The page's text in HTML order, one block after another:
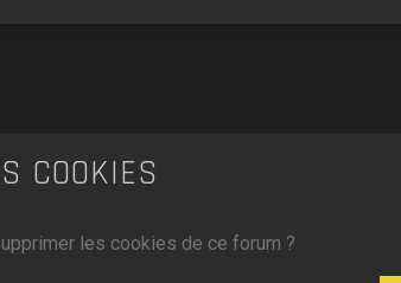
COOKIES
les cookies de ce forum ?